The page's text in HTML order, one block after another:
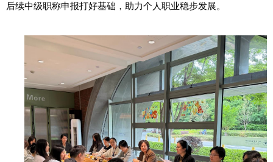
后续中级职称申报打好基础，助力个人职业稳步发展。